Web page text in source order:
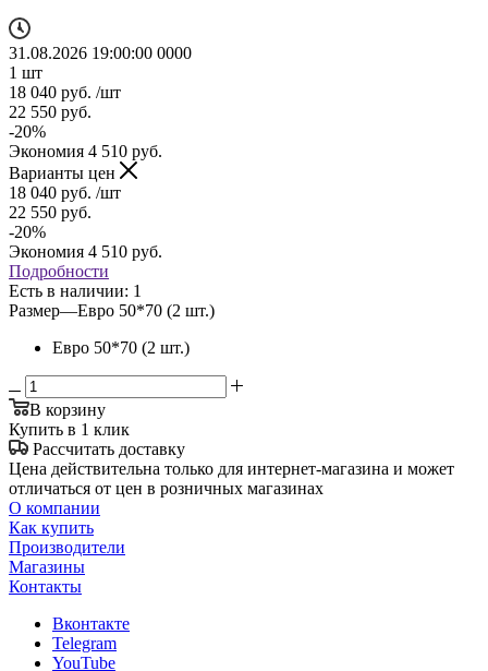
31.08.2026 19:00:00 0000
1 шт
18 040 руб. /шт
22 550 руб.
-20%
Экономия 4 510 руб.
Варианты цен
18 040 руб. /шт
22 550 руб.
-20%
Экономия 4 510 руб.
Подробности
Есть в наличии: 1
Размер—Евро 50*70 (2 шт.)
Евро 50*70 (2 шт.)
В корзину
Купить в 1 клик
Рассчитать доставку
Цена действительна только для интернет-магазина и может
отличаться от цен в розничных магазинах
О компании
Как купить
Производители
Магазины
Контакты
Вконтакте
Telegram
YouTube